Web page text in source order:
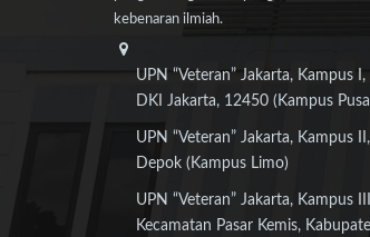
kebenaran ilmiah.
UPN “Veteran” Jakarta, Kampus
DKI Jakarta, 12450 (Kampus
UPN “Veteran” Jakarta, Kampus
Depok (Kampus Limo)
UPN “Veteran” Jakarta, Kampus
Kecamatan Pasar Kemis,